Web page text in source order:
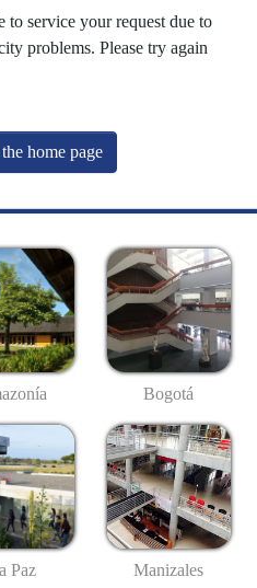
to service your request due to
problems. Please try again
home page
Bogotá
Paz Manizales